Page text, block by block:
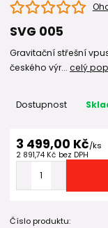
SVG 005
Gravitační střešní
českého výr... celý
Dostupnost
3 499,00 Kč/ks
2 891,74 Kč bez DPH
Číslo produktu: